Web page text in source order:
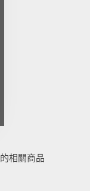
的相關商品